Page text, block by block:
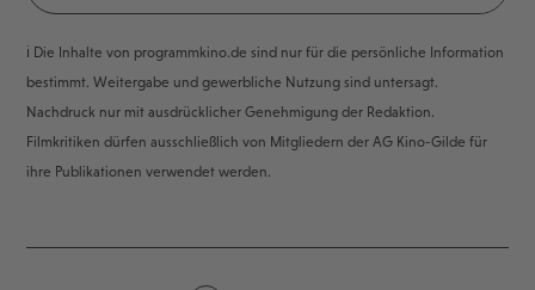
ℹ️ Die Inhalte von programmkino.de sind nur für die persönliche Information
bestimmt. Weitergabe und gewerbliche Nutzung sind untersagt.
Nachdruck nur mit ausdrücklicher Genehmigung der Redaktion.
Filmkritiken dürfen ausschließlich von Mitgliedern der AG Kino-Gilde für
ihre Publikationen verwendet werden.